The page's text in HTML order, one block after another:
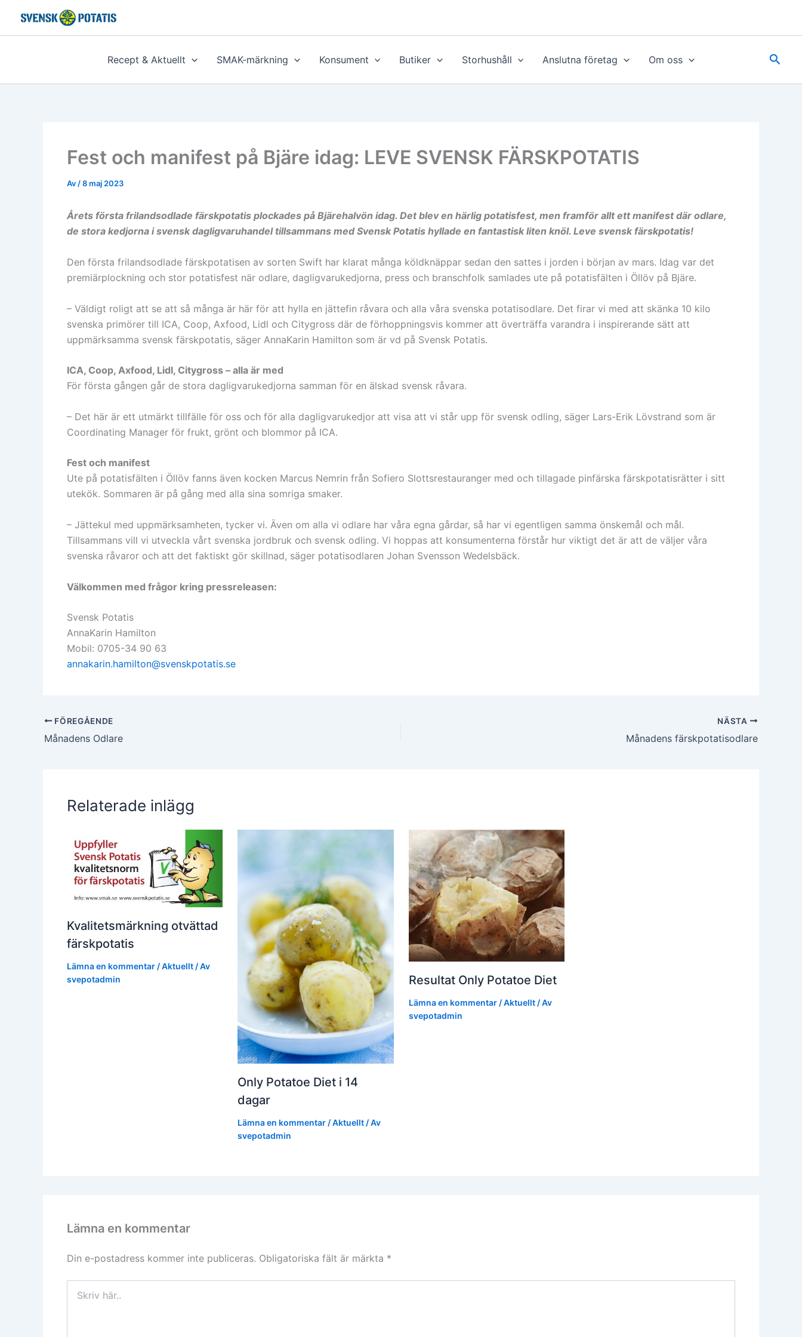
innehåll
Recept & Aktuellt
SMAK-märkning Konsument Butiker Storhushåll Anslutna företag Om oss Sök
Fest och manifest på Bjäre idag: LEVE SVENSK FÄRSKPOTATIS
Av /8 maj 2023
Årets första frilandsodlade färskpotatis plockades på Bjärehalvön idag. Det blev en härlig potatisfest, men framför allt ett manifest där odlare,
de stora kedjorna i svensk dagligvaruhandel tillsammans med Svensk Potatis hyllade en fantastisk liten knöl. Leve svensk färskpotatis!
Den första frilandsodlade färskpotatisen av sorten Swift har klarat många köldknäppar sedan den sattes i jorden i början av mars. Idag var det
premiärplockning och stor potatisfest när odlare, dagligvarukedjorna, press och branschfolk samlades ute på potatisfälten i Öllöv på Bjäre.
– Väldigt roligt att se att så många är här för att hylla en jättefin råvara och alla våra svenska potatisodlare. Det firar vi med att skänka 10 kilo
svenska primörer till ICA, Coop, Axfood, Lidl och Citygross där de förhoppningsvis kommer att överträffa varandra i inspirerande sätt att
uppmärksamma svensk färskpotatis, säger AnnaKarin Hamilton som är vd på Svensk Potatis.
ICA, Coop, Axfood, Lidl, Citygross – alla är med
För första gången går de stora dagligvarukedjorna samman för en älskad svensk råvara.
– Det här är ett utmärkt tillfälle för oss och för alla dagligvarukedjor att visa att vi står upp för svensk odling, säger Lars-Erik Lövstrand som är
Coordinating Manager för frukt, grönt och blommor på ICA.
Fest och manifest
Ute på potatisfälten i Öllöv fanns även kocken Marcus Nemrin från Sofiero Slottsrestauranger med och tillagade pinfärska färskpotatisrätter i sitt
utekök. Sommaren är på gång med alla sina somriga smaker.
– Jättekul med uppmärksamheten, tycker vi. Även om alla vi odlare har våra egna gårdar, så har vi egentligen samma önskemål och mål.
Tillsammans vill vi utveckla vårt svenska jordbruk och svensk odling. Vi hoppas att konsumenterna förstår hur viktigt det är att de väljer våra
svenska råvaror och att det faktiskt gör skillnad, säger potatisodlaren Johan Svensson Wedelsbäck.
Välkommen med frågor kring pressreleasen:
Svensk Potatis
AnnaKarin Hamilton
Mobil: 0705-34 90 63
annakarin.hamilton@svenskpotatis.se
FÖREGÅENDE
Månadens Odlare
NÄSTA
Månadens färskpotatisodlare
Relaterade inlägg
Kvalitetsmärkning otvättad
färskpotatis
Lämna en kommentar /Aktuellt / Av
svepotadmin
Only Potatoe Diet i 14
dagar
Lämna en kommentar /Aktuellt / Av
svepotadmin
Resultat Only Potatoe Diet
Lämna en kommentar /Aktuellt/ Av
svepotadmin
Lämna en kommentar
Din e-postadress kommer inte publiceras. Obligatoriska fält är märkta *
här..